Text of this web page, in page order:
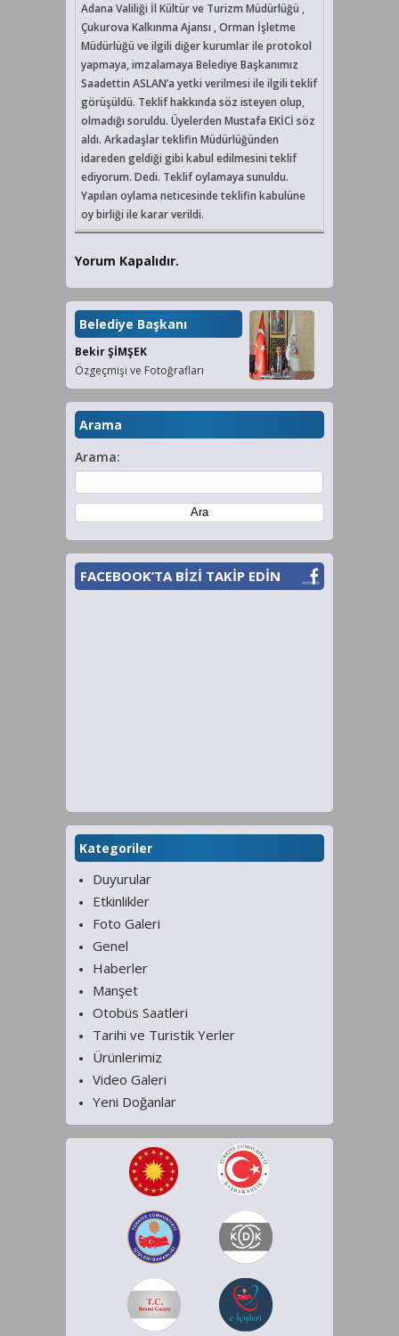
Adana Valiliği İl Kültür ve Turizm Müdürlüğü ,
Çukurova Kalkınma Ajansı , Orman İşletme
Müdürlüğü ve ilgili diğer kurumlar ile protokol
yapmaya, imzalamaya Belediye Başkanımız
Saadettin ASLAN’a yetki verilmesi ile ilgili teklif
görüşüldü. Teklif hakkında söz isteyen olup,
olmadığı soruldu. Üyelerden Mustafa EKİCİ söz
aldı. Arkadaşlar teklifin Müdürlüğünden
idareden geldiği gibi kabul edilmesini teklif
ediyorum. Dedi. Teklif oylamaya sunuldu.
Yapılan oylama neticesinde teklifin kabulüne
oy birliği ile karar verildi.
Yorum Kapalıdır.
Belediye Başkanı
Bekir ŞİMŞEK
Özgeçmişi ve Fotoğrafları
Arama
Arama:
FACEBOOK’TA BİZİ TAKİP EDİN
Kategoriler
Duyurular
Etkinlikler
Foto Galeri
Genel
Haberler
Manşet
Otobüs Saatleri
Tarihi ve Turistik Yerler
Ürünlerimiz
Video Galeri
Yeni Doğanlar